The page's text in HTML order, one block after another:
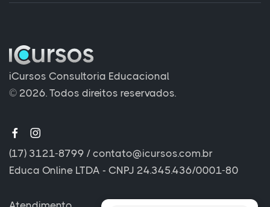
iCursos Consultoria Educacional
© 2026. Todos direitos reservados.
(17) 3121-8799 / contato@icursos.com.br
Educa Online LTDA - CNPJ 24.345.436/0001-80